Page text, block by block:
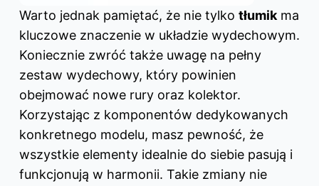
Warto jednak pamiętać, że nie tylko tłumikma
kluczowe znaczenie w układzie wydechowym.
Koniecznie zwróć także uwagę na pełny
zestaw wydechowy, który powinien
obejmować nowe rury oraz kolektor.
Korzystając z komponentów dedykowanych
konkretnego modelu, masz pewność, że
wszystkie elementy idealnie do siebie pasują i
funkcjonują w harmonii. Takie zmiany nie